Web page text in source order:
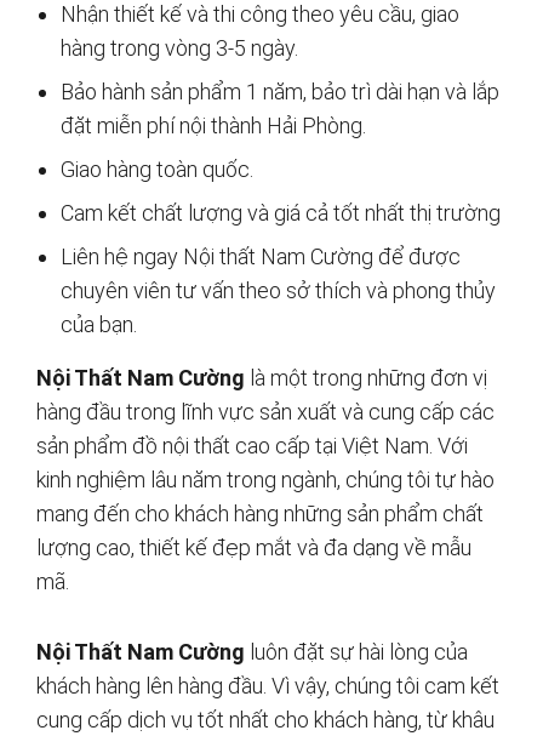
Nhận thiết kế và thi công theo yêu cầu, giao
hàng trong vòng 3-5 ngày.
Bảo hành sản phẩm 1 năm, bảo trì dài hạn và lắp
đặt miễn phí nội thành Hải Phòng.
Giao hàng toàn quốc.
Cam kết chất lượng và giá cả tốt nhất thị trường
Liên hệ ngay Nội thất Nam Cường để được
chuyên viên tư vấn theo sở thích và phong thủy
của bạn.
Nội Thất Nam Cường là một trong những đơn vị
hàng đầu trong lĩnh vực sản xuất và cung cấp các
sản phẩm đồ nội thất cao cấp tại Việt Nam. Với
kinh nghiệm lâu năm trong ngành, chúng tôi tự hào
mang đến cho khách hàng những sản phẩm chất
lượng cao, thiết kế đẹp mắt và đa dạng về mẫu
mã.
Nội Thất Nam Cường luôn đặt sự hài lòng của
khách hàng lên hàng đầu. Vì vậy, chúng tôi cam kết
cung cấp dịch vụ tốt nhất cho khách hàng, từ khâu